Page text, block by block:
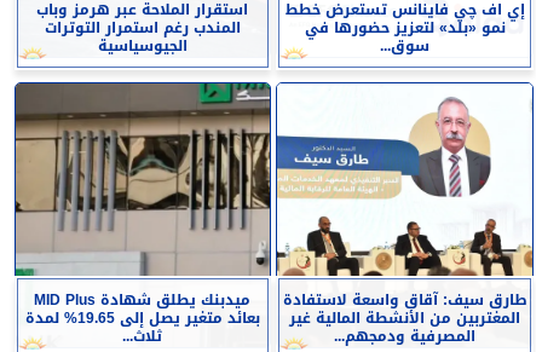
إي اف چي فاينانس تستعرض خطط
نمو «بلد» لتعزيز حضورها في
سوق...
استقرار الملاحة عبر هرمز وباب
المندب رغم استمرار التوترات
الجيوسياسية
طارق سيف: آقاق واسعة لاستفادة
المغتربين من الأنشطة المالية غير
المصرفية ودمجهم...
ميدبنك يطلق شهادة MID Plus
بعائد متغير يصل إلى 19.65% لمدة
ثلاث...